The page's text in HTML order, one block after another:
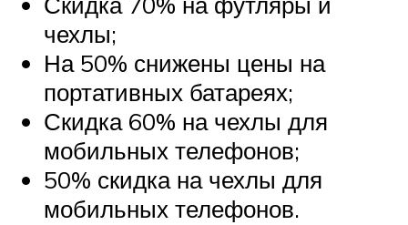
чехлы;
На 50% снижены цены на
портативных батареях;
Скидка 60% на чехлы для
мобильных телефонов;
50% скидка на чехлы для
мобильных телефонов.